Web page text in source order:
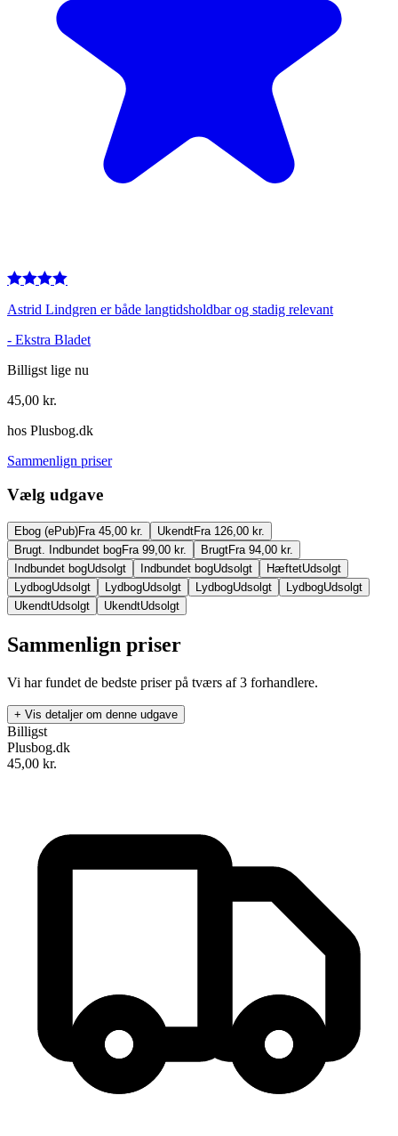
Astrid Lindgren er både langtidsholdbar og stadig relevant
- Ekstra Bladet
Billigst lige nu
45,00 kr.
hos Plusbog.dk
Sammenlign priser
Vælg udgave
Ebog (ePub)Fra 45,00 kr. UkendtFra 126,00 kr.
Brugt. Indbundet bogFra 99,00 kr. BrugtFra 94,00 kr.
Indbundet bogUdsolgt Indbundet bogUdsolgt HæftetUdsolgt
LydbogUdsolgt LydbogUdsolgt LydbogUdsolgt LydbogUdsolgt
UkendtUdsolgt UkendtUdsolgt
Sammenlign priser
Vi har fundet de bedste priser på tværs af 3 forhandlere.
+ Vis detaljer om denne udgave
Mere om Emil fra Lønneberg
9788702133950
Forlag:
Gyldendal
24. juni 2012
Billigst
Plusbog.dk
45,00 kr.